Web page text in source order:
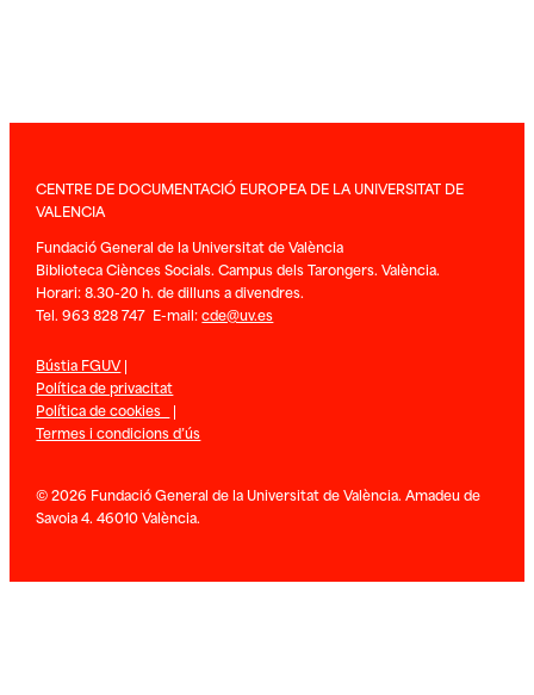
CENTRE DE DOCUMENTACIÓ EUROPEA DE LA UNIVERSITAT DE
VALENCIA
Fundació General de la Universitat de València
Biblioteca Ciènces Socials. Campus dels Tarongers. València.
Horari: 8.30-20 h. de dilluns a divendres.
Tel. 963 828 747 E-mail:cde@uv.es
Bústia FGUV|
Política de privacitat
Política de cookies |
Termes i condicions d’ús
© 2026 Fundació General de la Universitat de València. Amadeu de
Savoia 4. 46010 València.